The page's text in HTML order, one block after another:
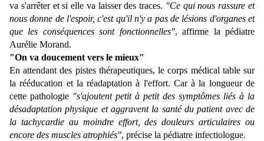
va s'arrêter et si elle va laisser des traces. "Ce qui nous rassure et
nous donne de l'espoir, c'est qu'il n'y a pas de lésions d'organes et
que les conséquences sont fonctionnelles", affirme la pédiatre
Aurélie Morand.
"On va doucement vers le mieux"
En attendant des pistes thérapeutiques, le corps médical table sur
la rééducation et la réadaptation à l'effort. Car à la longueur de
cette pathologie "s'ajoutent petit à petit des symptômes liés à la
désadaptation physique et aggravent la santé du patient avec de
la tachycardie au moindre effort, des douleurs articulaires ou
encore des muscles atrophiés", précise la pédiatre infectiologue.